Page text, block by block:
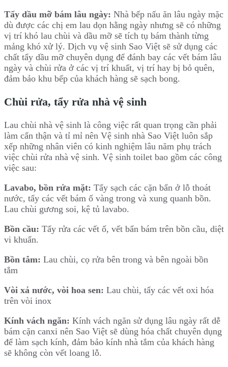
Tẩy dầu mỡ bám lâu ngày: Nhà bếp nấu ăn lâu ngày mặc
dù được các chị em lau dọn hằng ngày nhưng sẽ có những
vị trí khó lau chùi và dầu mỡ sẽ tích tụ bám thành từng
mảng khó xử lý. Dịch vụ vệ sinh Sao Việt sẽ sử dụng các
chất tẩy dầu mỡ chuyên dụng để đánh bay các vết bám lâu
ngày và chùi rửa ở các vị trí khuất, vị trí hay bị bỏ quên,
đảm bảo khu bếp của khách hàng sẽ sạch bong.
Chùi rửa, tẩy rửa nhà vệ sinh
Lau chùi nhà vệ sinh là công việc rất quan trọng cần phải
làm cẩn thận và tỉ mỉ nên Vệ sinh nhà Sao Việt luôn sắp
xếp những nhân viên có kinh nghiệm lâu năm phụ trách
việc chùi rửa nhà vệ sinh. Vệ sinh toilet bao gồm các công
việc sau:
Lavabo, bồn rửa mặt: Tẩy sạch các cặn bẩn ở lỗ thoát
nước, tẩy các vết bám ố vàng trong và xung quanh bồn.
Lau chùi gương soi, kệ tủ lavabo.
Bồn cầu: Tẩy rửa các vết ố, vết bẩn bám trên bồn cầu, diệt
vi khuẩn.
Bồn tắm: Lau chùi, cọ rửa bên trong và bên ngoài bồn
tắm
Vòi xả nước, vòi hoa sen: Lau chùi, tẩy các vết oxi hóa
trên vòi inox
Kính vách ngăn: Kính vách ngăn sử dụng lâu ngày rất dễ
bám cặn canxi nên Sao Việt sẽ dùng hóa chất chuyên dụng
để làm sạch kính, đảm bảo kính nhà tắm của khách hàng
sẽ không còn vết loang lỗ.